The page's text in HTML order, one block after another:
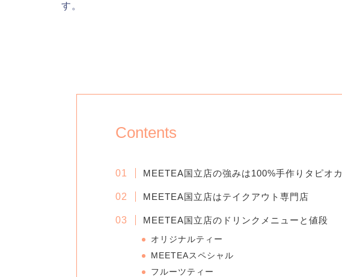
す。
Contents
MEETEA国立店の強みは100%手作りタピオカ
MEETEA国立店はテイクアウト専門店
MEETEA国立店のドリンクメニューと値段
オリジナルティー
MEETEAスペシャル
フルーツティー